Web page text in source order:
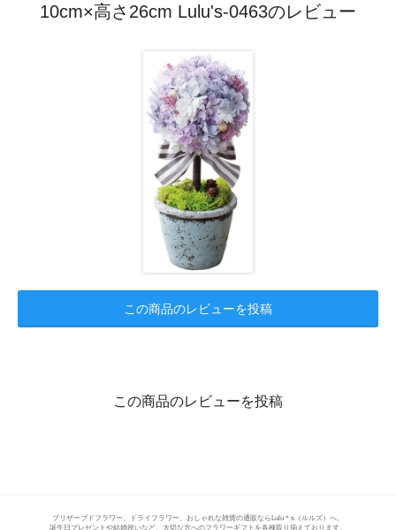
10cm×高さ26cm Lulu's-0463のレビュー
この商品のレビューを投稿
この商品のレビューを投稿
プリザーブドフラワー、ドライフラワー、おしゃれな雑貨の通販ならLulu＊s（ルルズ）へ。
誕生日プレゼントや結婚祝いなど、大切な方へのフラワーギフトを各種取り揃えております。